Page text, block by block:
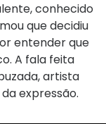
conhecido
que decidiu
entender que
A fala feita
artista
expressão.